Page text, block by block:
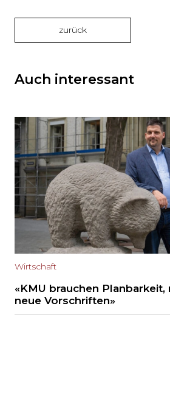
zurück
Auch interessant
Wirtschaft
«KMU brauchen
neue Vorschriften»